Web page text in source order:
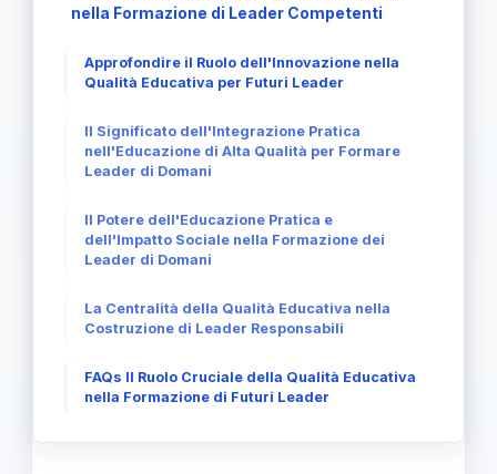
nella Formazione di Leader Competenti
Approfondire il Ruolo dell'Innovazione nella
Qualità Educativa per Futuri Leader
Il Significato dell'Integrazione Pratica
nell'Educazione di Alta Qualità per Formare
Leader di Domani
Il Potere dell'Educazione Pratica e
dell'Impatto Sociale nella Formazione dei
Leader di Domani
La Centralità della Qualità Educativa nella
Costruzione di Leader Responsabili
FAQs Il Ruolo Cruciale della Qualità Educativa
nella Formazione di Futuri Leader